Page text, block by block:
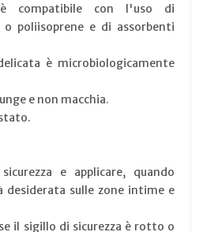
compatibile con l'uso di
poliisoprene e di assorbenti
è microbiologicamente
e non macchia.
e applicare, quando
desiderata sulle zone intime e
il sigillo di sicurezza è rotto o